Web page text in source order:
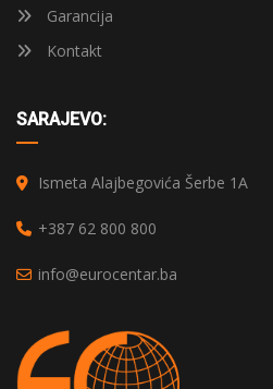
Garancija
Kontakt
SARAJEVO:
Ismeta Alajbegovića Šerbe 1A
+387 62 800 800
info@eurocentar.ba